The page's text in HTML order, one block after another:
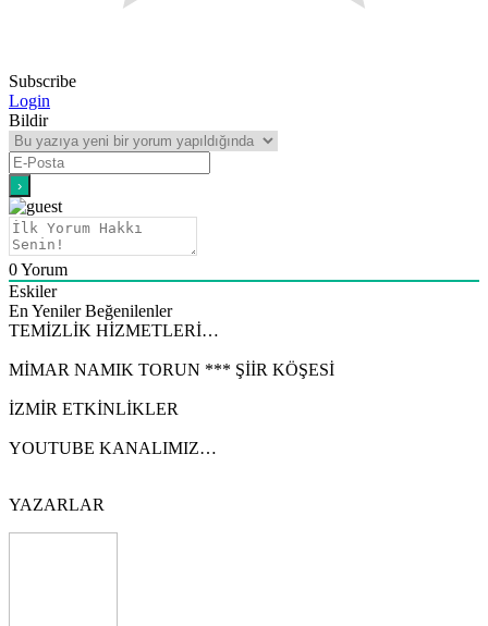
Subscribe
Login
Bildir
0Yorum
Eskiler
En Yeniler Beğenilenler
TEMİZLİK HİZMETLERİ…
MİMAR NAMIK TORUN *** ŞİİR KÖŞESİ
İZMİR ETKİNLİKLER
YOUTUBE KANALIMIZ…
YAZARLAR